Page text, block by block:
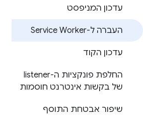
עדכון המניפסט
העברה ל-Service Worker
עדכון הקוד
החלפת פונקציות ה-listener
של בקשות אינטרנט חוסמות
שיפור אבטחת התוסף